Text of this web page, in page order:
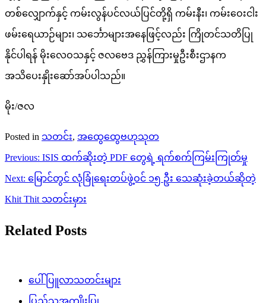
တစ်လျှောက်နှင့် ကမ်းလွန်ပင်လယ်ပြင်တို့ရှိ ကမ်းနီး၊ ကမ်းဝေးငါး
ဖမ်းရေယာဉ်များ၊ သင်္ဘောများအနေဖြင့်လည်း ကြိုတင်သတိပြု
နိုင်ပါရန် မိုးလေဝသနှင့် ဇလဗေဒ ညွှန်ကြားမှုဦးစီးဌာနက
အသိပေးနှိုးဆော်အပ်ပါသည်။
မိုး/ဇလ
Posted in သတင်း, အထွေထွေဗဟုသုတ
Post
navigation
Previous: ISIS ထက်ဆိုးတဲ့ PDF တွေရဲ့ ရက်စက်ကြမ်းကြုတ်မှု
Next: မြောင်တွင် လုံခြုံရေးတပ်ဖွဲ့ဝင် ၁၅ ဦး သေဆုံးခဲ့တယ်ဆိုတဲ့
Khit Thit သတင်းမှား
Related Posts
ပေါ်ပြူလာသတင်းများ
ပြည်သူ့အကျိုးပြု